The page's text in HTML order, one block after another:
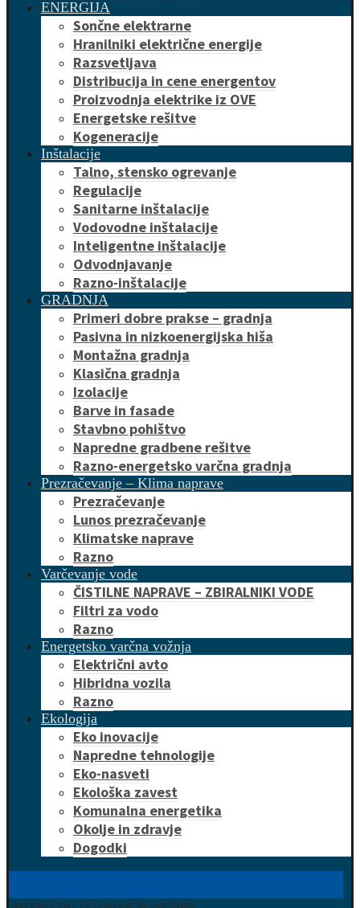
ENERGIJA
Sončne elektrarne
Hranilniki električne energije
Razsvetljava
Distribucija in cene energentov
Proizvodnja elektrike iz OVE
Energetske rešitve
Kogeneracije
Inštalacije
Talno, stensko ogrevanje
Regulacije
Sanitarne inštalacije
Vodovodne inštalacije
Inteligentne inštalacije
Odvodnjavanje
Razno-inštalacije
GRADNJA
Primeri dobre prakse – gradnja
Pasivna in nizkoenergijska hiša
Montažna gradnja
Klasična gradnja
Izolacije
Barve in fasade
Stavbno pohištvo
Napredne gradbene rešitve
Razno-energetsko varčna gradnja
Prezračevanje – Klima naprave
Prezračevanje
Lunos prezračevanje
Klimatske naprave
Razno
Varčevanje vode
ČISTILNE NAPRAVE – ZBIRALNIKI VODE
Filtri za vodo
Razno
Energetsko varčna vožnja
Električni avto
Hibridna vozila
Razno
Ekologija
Eko inovacije
Napredne tehnologije
Eko-nasveti
Ekološka zavest
Komunalna energetika
Okolje in zdravje
Dogodki